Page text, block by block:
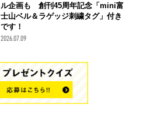
ル企画も 創刊45周年記念「mini富
士山ベル＆ラゲッジ刺繍タグ」付き
です！
2026.07.09